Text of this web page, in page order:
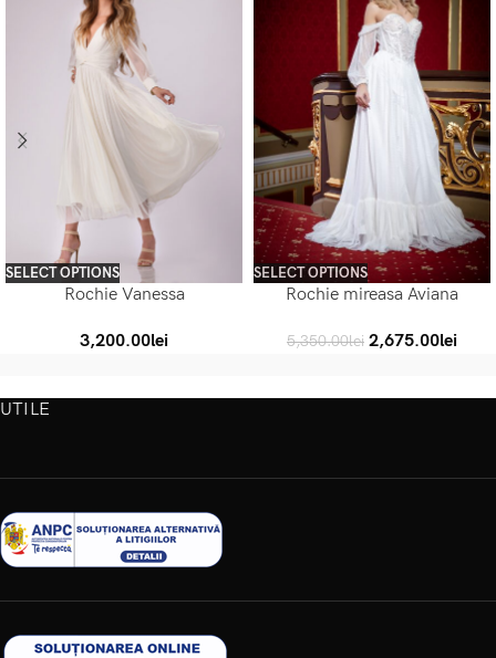
SELECT OPTIONS
Rochie Vanessa
3,200.00lei
SELECT OPTIONS
Rochie mireasa Aviana
5,350.00lei 2,675.00lei
UTILE